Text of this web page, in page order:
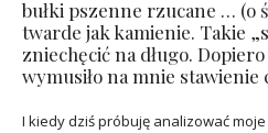
bułki pszenne rzucane … (o
twarde jak kamienie. Takie
zniechęcić na długo.
wymusiło na mnie stawienie
I kiedy dziś próbuję analizować